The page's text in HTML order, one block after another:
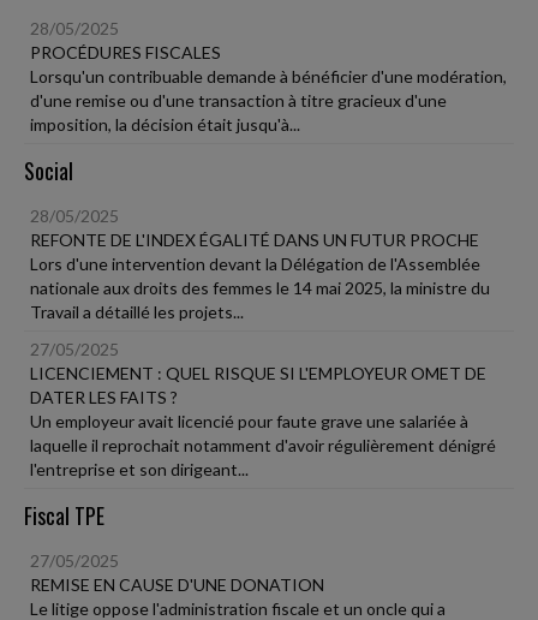
28/05/2025
PROCÉDURES FISCALES
Lorsqu'un contribuable demande à bénéficier d'une modération,
d'une remise ou d'une transaction à titre gracieux d'une
imposition, la décision était jusqu'à...
Social
28/05/2025
REFONTE DE L'INDEX ÉGALITÉ DANS UN FUTUR PROCHE
Lors d'une intervention devant la Délégation de l'Assemblée
nationale aux droits des femmes le 14 mai 2025, la ministre du
Travail a détaillé les projets...
27/05/2025
LICENCIEMENT : QUEL RISQUE SI L'EMPLOYEUR OMET DE
DATER LES FAITS ?
Un employeur avait licencié pour faute grave une salariée à
laquelle il reprochait notamment d'avoir régulièrement dénigré
l'entreprise et son dirigeant...
Fiscal TPE
27/05/2025
REMISE EN CAUSE D'UNE DONATION
Le litige oppose l'administration fiscale et un oncle qui a